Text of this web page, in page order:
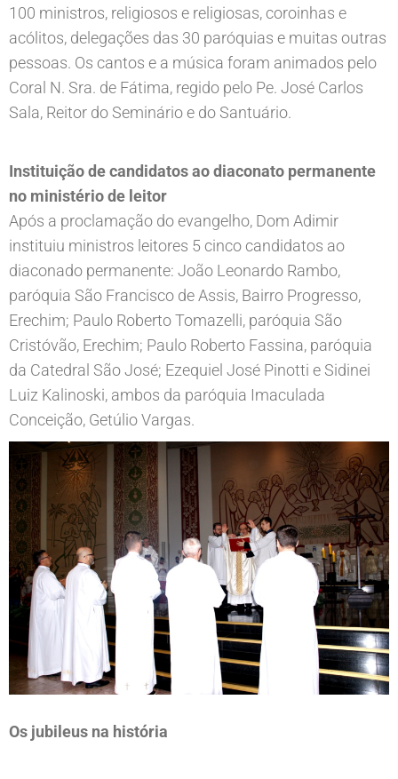
100 ministros, religiosos e religiosas, coroinhas e
acólitos, delegações das 30 paróquias e muitas outras
pessoas. Os cantos e a música foram animados pelo
Coral N. Sra. de Fátima, regido pelo Pe. José Carlos
Sala, Reitor do Seminário e do Santuário.
Instituição de candidatos ao diaconato permanente
no ministério de leitor
Após a proclamação do evangelho, Dom Adimir
instituiu ministros leitores 5 cinco candidatos ao
diaconado permanente: João Leonardo Rambo,
paróquia São Francisco de Assis, Bairro Progresso,
Erechim; Paulo Roberto Tomazelli, paróquia São
Cristóvão, Erechim; Paulo Roberto Fassina, paróquia
da Catedral São José; Ezequiel José Pinotti e Sidinei
Luiz Kalinoski, ambos da paróquia Imaculada
Conceição, Getúlio Vargas.
Os jubileus na história